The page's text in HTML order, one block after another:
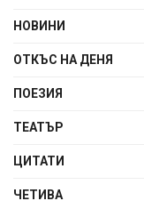
НОВИНИ
ОТКЪС НА ДЕНЯ
ПОЕЗИЯ
ТЕАТЪР
ЦИТАТИ
ЧЕТИВА